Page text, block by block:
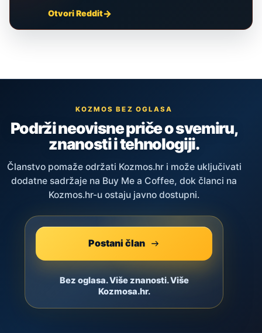
Otvori Reddit
KOZMOS BEZ OGLASA
Podrži neovisne priče o svemiru,
znanosti i tehnologiji.
Članstvo pomaže održati Kozmos.hr i može uključivati
dodatne sadržaje na Buy Me a Coffee, dok članci na
Kozmos.hr-u ostaju javno dostupni.
Postani član
Bez oglasa. Više znanosti. Više
Kozmosa.hr.